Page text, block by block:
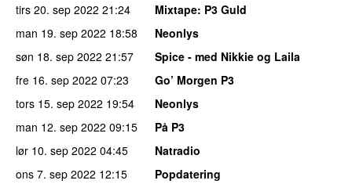
tirs 20. sep 2022 21:24 Mixtape: P3 Guld
man 19. sep 2022 18:58
Neonlys
søn 18. sep 2022 21:57
Spice - med Nikkie og Laila
fre 16. sep 2022 07:23
Go’ Morgen P3
tors 15. sep 2022 19:54
Neonlys
man 12. sep 2022 09:15
På P3
lør 10. sep 2022 04:45
Natradio
ons 7. sep 2022 12:15
Popdatering